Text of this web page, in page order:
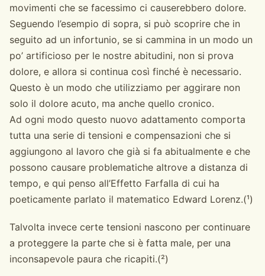
movimenti che se facessimo ci causerebbero dolore.
Seguendo l’esempio di sopra, si può scoprire che in
seguito ad un infortunio, se si cammina in un modo un
po’ artificioso per le nostre abitudini, non si prova
dolore, e allora si continua così finché è necessario.
Questo è un modo che utilizziamo per aggirare non
solo il dolore acuto, ma anche quello cronico.
Ad ogni modo questo nuovo adattamento comporta
tutta una serie di tensioni e compensazioni che si
aggiungono al lavoro che già si fa abitualmente e che
possono causare problematiche altrove a distanza di
tempo, e qui penso all’Effetto Farfalla di cui ha
poeticamente parlato il matematico Edward Lorenz.(¹)
Talvolta invece certe tensioni nascono per continuare
a proteggere la parte che si è fatta male, per una
inconsapevole paura che ricapiti.(²)